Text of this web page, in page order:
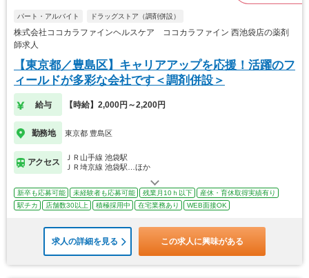
パート・アルバイト ドラッグストア（調剤併設）
株式会社ココカラファインヘルスケア ココカラファイン 西池袋店の薬剤
師求人
【東京都／豊島区】キャリアアップを応援！活躍のフ
ィールドが多彩な会社です＜調剤併設＞
給与 【時給】2,000円～2,200円
勤務地 東京都 豊島区
アクセス
ＪＲ山手線 池袋駅
ＪＲ埼京線 池袋駅…ほか
新卒も応募可能 未経験者も応募可能 残業月10ｈ以下
産休・育休取得実績有り
駅チカ
店舗数30以上 積極採用中 在宅業務あり WEB面接OK
求人の詳細を見る この求人に興味がある